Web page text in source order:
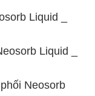
Neosorb
_ Sorbitol
Liquid _